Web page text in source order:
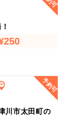
予約可
川市太田町の